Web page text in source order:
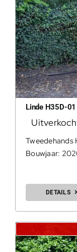
Linde H35D-
Tweedehands
Bouwjaar:
DETAILS